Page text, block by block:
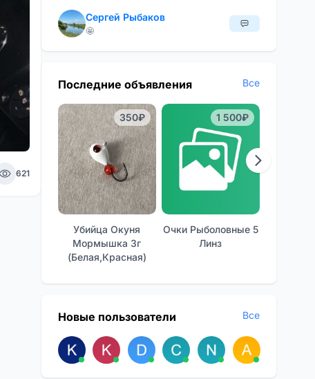
621
Сергей Рыбаков
🤩
Последние объявления Все
350₽
Убийца Окуня
Мормышка 3г
(белая,красная)
1 500₽
Очки Рыболовные 5
Линз
Новые пользователи Все